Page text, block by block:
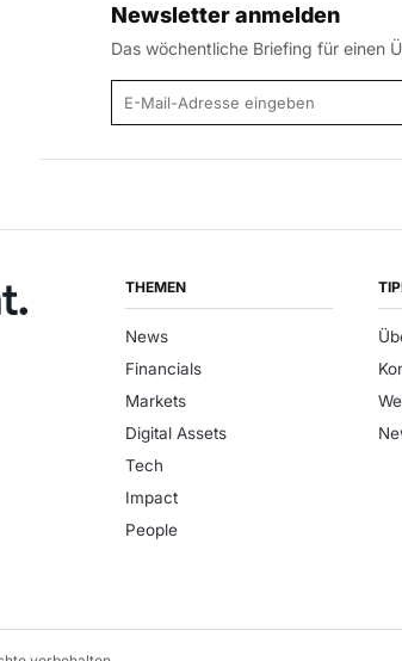
Newsletter anmelden
Das wöchentliche Briefing für einen
E-Mail-Adresse
THEMEN
News
Financials
Markets
Digital Assets
Tech
Impact
People